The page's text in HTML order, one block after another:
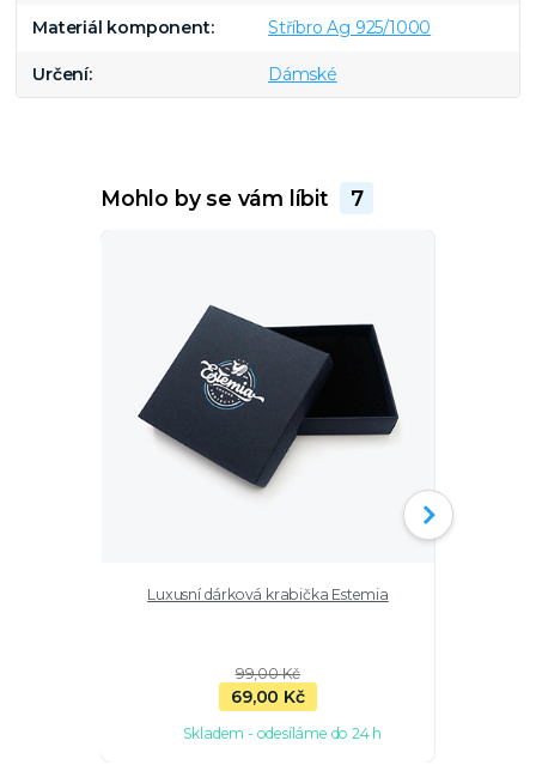
Materiál komponent Stříbro Ag 925/1000
Určení Dámské
Mohlo by se vám líbit 7
Luxusní dárková krabička Estemia
99,00 Kč
69,00 Kč
Skladem - odesíláme do 24 h